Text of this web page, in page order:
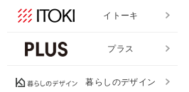
イトーキ
プラス
暮らしのデザイン